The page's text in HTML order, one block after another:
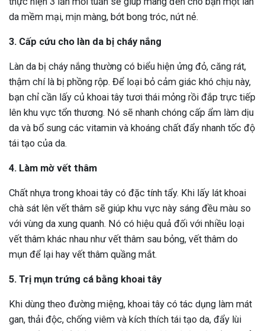
da mềm mại, mịn màng, bớt bong tróc, nứt nẻ.
3. Cấp cứu cho làn da bị cháy nắng
Làn da bị cháy nắng thường có biểu hiện ửng đỏ, căng rát,
thậm chí là bị phồng rộp. Để loại bỏ cảm giác khó chịu này,
bạn chỉ cần lấy củ khoai tây tươi thái mỏng rồi đắp trực tiếp
lên khu vực tổn thương. Nó sẽ nhanh chóng cấp ẩm làm dịu
da và bổ sung các vitamin và khoáng chất đẩy nhanh tốc độ
tái tạo của da.
4. Làm mờ vết thâm
Chất nhựa trong khoai tây có đặc tính tẩy. Khi lấy lát khoai
chà sát lên vết thâm sẽ giúp khu vực này sáng đều màu so
với vùng da xung quanh. Nó có hiệu quả đối với nhiều loại
vết thâm khác nhau như vết thâm sau bỏng, vết thâm do
mụn để lại hay vết thâm quầng mắt.
5. Trị mụn trứng cá bằng khoai tây
Khi dùng theo đường miệng, khoai tây có tác dụng làm mát
gan, thải độc, chống viêm và kích thích tái tạo da, đẩy lùi